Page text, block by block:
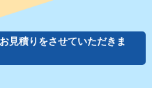
見積りをさせていただきま